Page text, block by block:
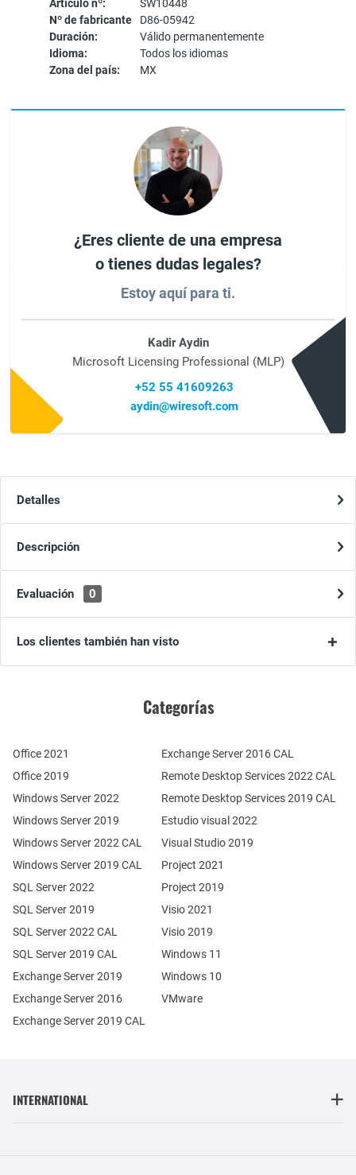
Artículo nº:
SW10448
Nº de fabricante
D86-05942
Duración:
Válido permanentemente
Idioma:
Todos los idiomas
Zona del país:
MX
¿Eres cliente de una empresa
o tienes dudas legales?
Estoy aquí para ti.
Kadir Aydin
Microsoft Licensing Professional (MLP)
+52 55 41609263
aydin@wiresoft.com
Detalles
Descripción
Evaluación 0
Los clientes también han visto
Categorías
Office 2021
Office 2019
Windows Server 2022
Windows Server 2019
Exchange Server 2019
Exchange Server 2016
SQL Server 2022
SQL Server 2019
Windows Server 2022 CAL
Windows Server 2019 CAL
SQL Server 2022 CAL
SQL Server 2019 CAL
Remote Desktop Services 2022 CAL
Remote Desktop Services 2019 CAL
Exchange Server 2019 CAL
Exchange Server 2016 CAL
Estudio visual 2022
Visual Studio 2019
Project 2021
Project 2019
Visio 2021
Visio 2019
Windows 11
Windows 10
VMware
INTERNATIONAL